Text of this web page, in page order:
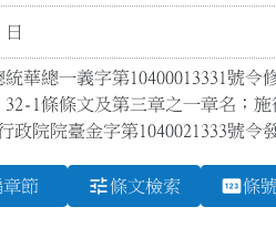
統華總一義字第10400013331號
32-1條條文及第三章之一章名；
政院院臺金字第1040021333號令
章節 tune條文檢索 pin條